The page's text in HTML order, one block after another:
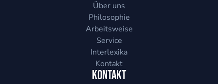
Über uns
Philosophie
Arbeitsweise
Service
Interlexika
Kontakt
Kontakt